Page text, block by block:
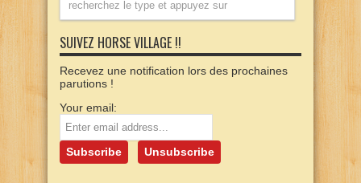
SUIVEZ HORSE VILLAGE !!
Recevez une notification lors des prochaines
parutions !
Your email: